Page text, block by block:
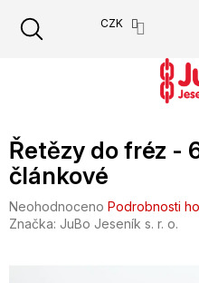
obsah
CZK
Řetězy do fréz -
článkové
Průměrné
hodnocení
Neohodnoceno Podrobnosti
Značka: JuBo Jeseník s. r. o.